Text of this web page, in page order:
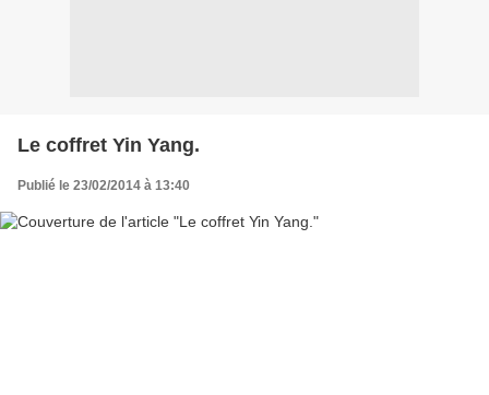
Le coffret Yin Yang.
Publié le 23/02/2014 à 13:40